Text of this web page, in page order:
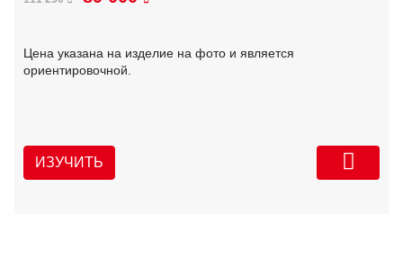
Цена указана на изделие на фото и является
ориентировочной.
ИЗУЧИТЬ